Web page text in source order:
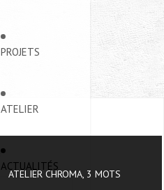
PROJETS
ATELIER
ATELIER CHROMA, 3 MOTS
ACTUALITÉS